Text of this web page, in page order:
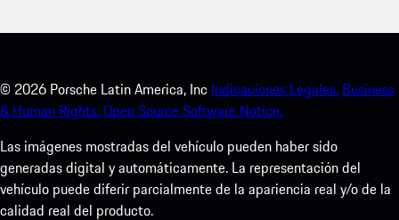
© 2026 Porsche Latin America, Inc Indicaciones Legales. Business
& Human Rights.Open Source Software Notice.
Las imágenes mostradas del vehículo pueden haber sido
generadas digital y automáticamente. La representación del
vehículo puede diferir parcialmente de la apariencia real y/o de la
calidad real del producto.